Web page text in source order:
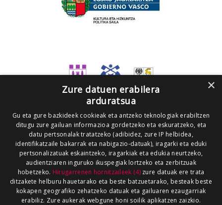
×
Zure datuen erabilera
arduratsua
Gu eta gure bazkideek cookieak eta antzeko teknologiak erabiltzen
ditugu zure gailuan informazioa gordetzeko eta eskuratzeko, eta
datu pertsonalak tratatzeko (adibidez, zure IP helbidea,
identifikatzaile bakarrak eta nabigazio-datuak), iragarki eta eduki
pertsonalizatuak eskaintzeko, iragarkiak eta edukia neurtzeko,
audientziaren inguruko ikuspegiak lortzeko eta zerbitzuak
hobetzeko. Hirugarrenen hornitzaileek (4)zure datuak ere trata
ditzakete helburu hauetarako eta beste batzuetarako, besteak beste
kokapen geografiko zehatzeko datuak eta gailuaren ezaugarriak
erabiliz. Zure aukerak webgune honi soilik aplikatzen zaizkio.